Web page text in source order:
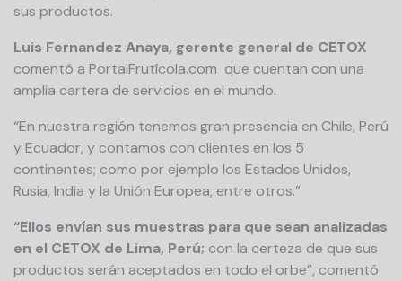
sus productos.
Luis Fernandez Anaya, gerente general de CETOX
comentó a PortalFrutícola.com que cuentan con una
amplia cartera de servicios en el mundo.
“En nuestra región tenemos gran presencia en Chile, Perú
y Ecuador, y contamos con clientes en los 5
continentes; como por ejemplo los Estados Unidos,
Rusia, India y la Unión Europea, entre otros.”
“Ellos envían sus muestras para que sean analizadas
en el CETOX de Lima, Perú; con la certeza de que sus
productos serán aceptados en todo el orbe”, comentó